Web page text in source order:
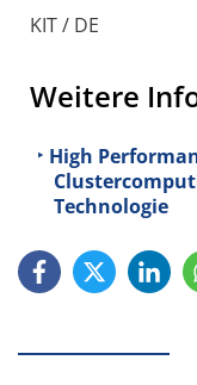
KIT / DE
Weitere
High
Technologie